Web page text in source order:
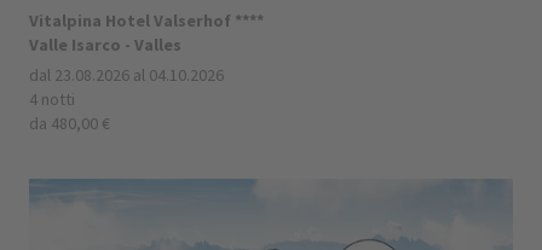
Vitalpina Hotel Valserhof ****
Valle Isarco - Valles
dal 23.08.2026 al 04.10.2026
4 notti
da 480,00 €